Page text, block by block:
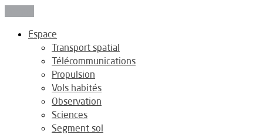
Espace
Transport spatial
Télécommunications
Propulsion
Vols habités
Observation
Sciences
Segment sol